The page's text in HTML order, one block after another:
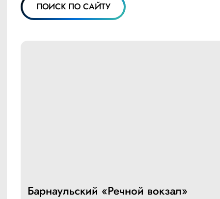
ПОИСК ПО САЙТУ
Барнаульский «Речной вокзал»